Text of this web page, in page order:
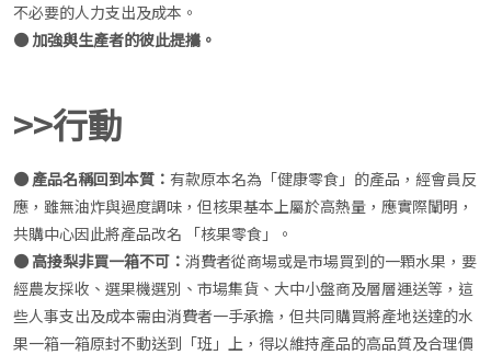
不必要的人力支出及成本。
● 加強與生產者的彼此提攜。
>>行動
● 產品名稱回到本質： 有款原本名為「健康零食」的產品，經會員反
應，雖無油炸與過度調味，但核果基本上屬於高熱量，應實際闡明，
共購中心因此將產品改名 「核果零食」。
● 高接梨非買一箱不可： 消費者從商場或是市場買到的一顆水果，要
經農友採收、選果機選別、市場集貨、大中小盤商及層層運送等，這
些人事支出及成本需由消費者一手承擔，但共同購買將產地送達的水
果一箱一箱原封不動送到「班」上，得以維持產品的高品質及合理價